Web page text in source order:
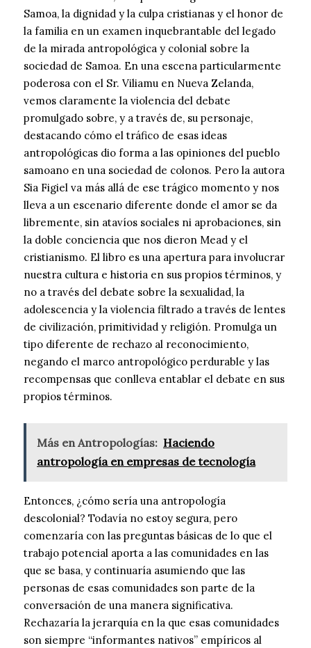
Samoa, la dignidad y la culpa cristianas y el honor de
la familia en un examen inquebrantable del legado
de la mirada antropológica y colonial sobre la
sociedad de Samoa. En una escena particularmente
poderosa con el Sr. Viliamu en Nueva Zelanda,
vemos claramente la violencia del debate
promulgado sobre, y a través de, su personaje,
destacando cómo el tráfico de esas ideas
antropológicas dio forma a las opiniones del pueblo
samoano en una sociedad de colonos. Pero la autora
Sia Figiel va más allá de ese trágico momento y nos
lleva a un escenario diferente donde el amor se da
libremente, sin atavíos sociales ni aprobaciones, sin
la doble conciencia que nos dieron Mead y el
cristianismo. El libro es una apertura para involucrar
nuestra cultura e historia en sus propios términos, y
no a través del debate sobre la sexualidad, la
adolescencia y la violencia filtrado a través de lentes
de civilización, primitividad y religión. Promulga un
tipo diferente de rechazo al reconocimiento,
negando el marco antropológico perdurable y las
recompensas que conlleva entablar el debate en sus
propios términos.
Más en Antropologías: Haciendo
antropología en empresas de tecnología
Entonces, ¿cómo sería una antropología
descolonial? Todavía no estoy segura, pero
comenzaría con las preguntas básicas de lo que el
trabajo potencial aporta a las comunidades en las
que se basa, y continuaría asumiendo que las
personas de esas comunidades son parte de la
conversación de una manera significativa.
Rechazaría la jerarquía en la que esas comunidades
son siempre “informantes nativos” empíricos al